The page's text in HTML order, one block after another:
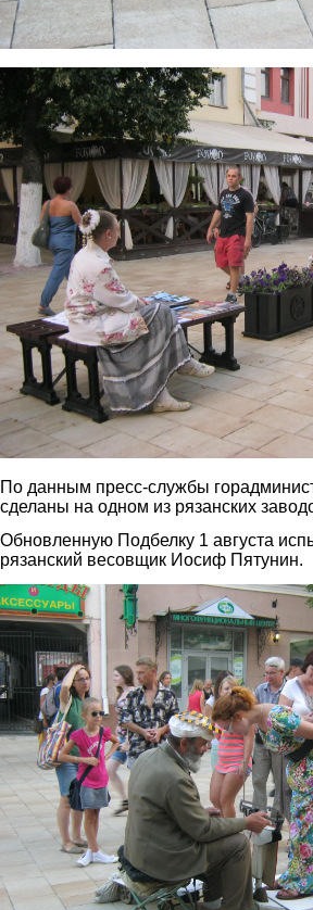
img_2934.jpg
По данным пресс-службы
сделаны на одном из рязанских
Обновленную Подбелку 1 августа
рязанский весовщик Иосиф Пятунин.
img_2937.jpg